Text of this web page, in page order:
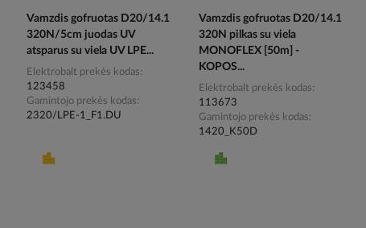
Vamzdis gofruotas D20/14.1
320N/5cm juodas UV
atsparus su viela UV LPE...
Elektrobalt prekės kodas
123458
Gamintojo prekės kodas
2320/LPE-1_F1.DU
Vamzdis gofruotas D20/14.1
320N pilkas su viela
MONOFLEX [50m] -
KOPOS...
Elektrobalt prekės kodas
113673
Gamintojo prekės kodas
1420_K50D